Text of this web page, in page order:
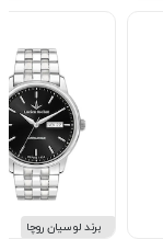
برند لوسیان روچا